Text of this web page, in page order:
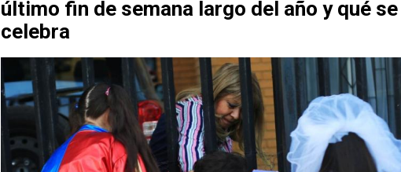
último fin de semana largo del año y qué se
celebra